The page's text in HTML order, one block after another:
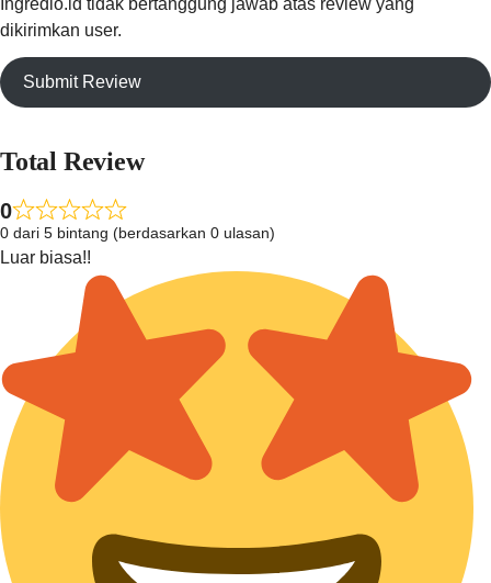
Ingredio.id tidak bertanggung jawab atas review yang
dikirimkan user.
Submit Review
Total Review
0
0 dari 5 bintang (berdasarkan 0 ulasan)
Luar biasa!!